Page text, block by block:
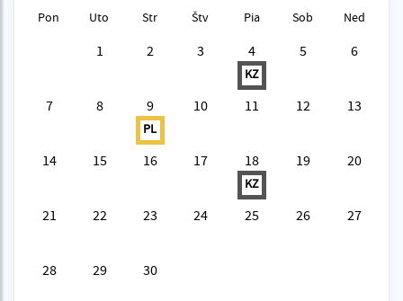
Pon Uto Str Štv Pia Sob Ned
1 2 3 4
KZ
5 6
7 8 9
PL
10 11 12 13
14 15 16 17 18
KZ
19 20
21 22 23 24 25 26 27
28 29 30